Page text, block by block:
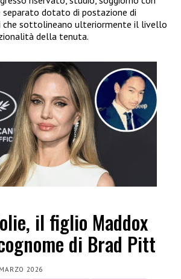
separato dotato di postazione di
che sottolineano ulteriormente il livello
della tenuta.
il figlio Maddox
di Brad Pitt
2026